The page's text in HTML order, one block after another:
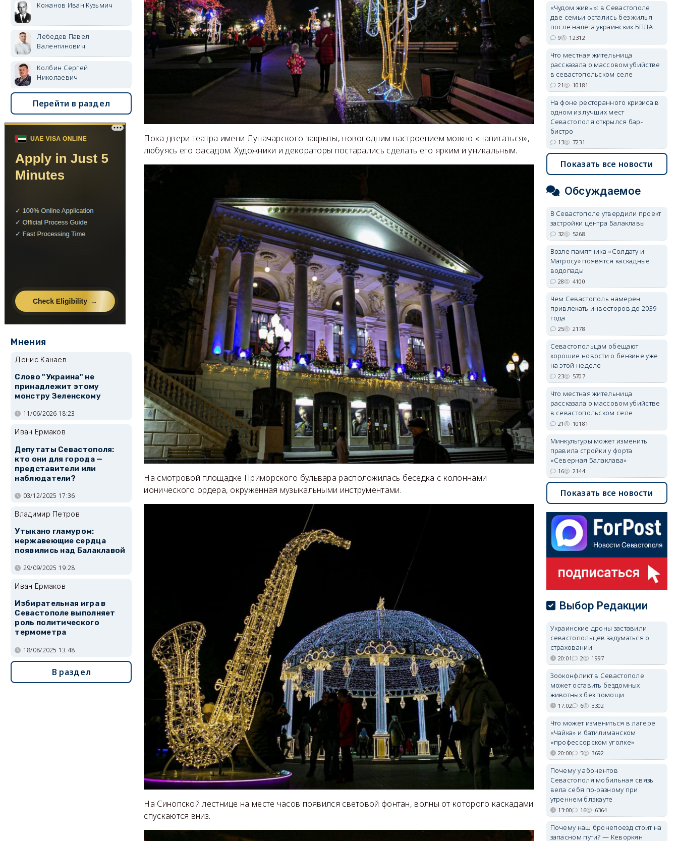
Пока двери театра имени Луначарского закрыты, новогодним настроением можно «напитаться»,
любуясь его фасадом. Художники и декораторы постарались сделать его ярким и уникальным.
На смотровой площадке Приморского бульвара расположилась беседка с колоннами
ионического ордера, окруженная музыкальными инструментами.
На Синопской лестнице на месте часов появился световой фонтан, волны от которого каскадами
спускаются вниз.
Кожанов Иван Кузьмич
Лебедев Павел
Валентинович
Колбин Сергей
Николаевич
Перейти в раздел
Мнения
Денис Канаев
Слово "Украина" не
принадлежит этому
монстру Зеленскому
11/06/2026 18:23
Иван Ермаков
Депутаты Севастополя:
кто они для города —
представители или
наблюдатели?
03/12/2025 17:36
Владимир Петров
Утыкано гламуром:
нержавеющие сердца
появились над Балаклавой
29/09/2025 19:28
Иван Ермаков
Избирательная игра в
Севастополе выполняет
роль политического
термометра
18/08/2025 13:48
В раздел
«Чудом живы»: в Севастополе
две семьи остались без жилья
после налёта украинских БПЛА
9 12312
Что местная жительница
рассказала о массовом убийстве
в севастопольском селе
21 10181
На фоне ресторанного кризиса в
одном из лучших мест
Севастополя открылся бар-
бистро
13 7231
Показать все новости
Обсуждаемое
В Севастополе утвердили проект
застройки центра Балаклавы
32 5268
Возле памятника «Солдату и
Матросу» появятся каскадные
водопады
28 4100
Чем Севастополь намерен
привлекать инвесторов до 2039
года
25 2178
Севастопольцам обещают
хорошие новости о бензине уже
на этой неделе
23 5707
Что местная жительница
рассказала о массовом убийстве
в севастопольском селе
21 10181
Минкультуры может изменить
правила стройки у форта
«Северная Балаклава»
16 2144
Показать все новости
Выбор Редакции
Украинские дроны заставили
севастопольцев задуматься о
страховании
20:01 2 1997
Зооконфликт в Севастополе
может оставить бездомных
животных без помощи
17:02 6 3302
Что может измениться в лагере
«Чайка» и батилиманском
«профессорском уголке»
20:00 5 3692
Почему у абонентов
Севастополя мобильная связь
вела себя по-разному при
утреннем блэкауте
13:00 16 6364
Почему наш бронепоезд стоит на
запасном пути? — Кеворкян